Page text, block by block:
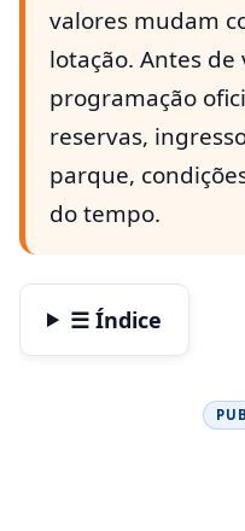
valores mudam
lotação. Antes
programação
reservas,
parque,
do tempo.
☰ Índice